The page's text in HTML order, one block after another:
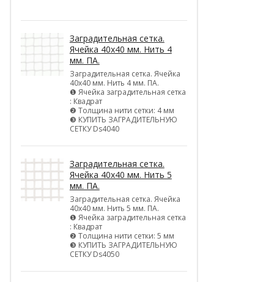
Заградительная сетка.
Ячейка 40х40 мм. Нить 4
мм. ПА.
Заградительная сетка. Ячейка
40х40 мм. Нить 4 мм. ПА.
❶ Ячейка заградительная сетка
: Квадрат
❷ Толщина нити сетки: 4 мм
❸ КУПИТЬ ЗАГРАДИТЕЛЬНУЮ
СЕТКУ Ds4040
Заградительная сетка.
Ячейка 40х40 мм. Нить 5
мм. ПА.
Заградительная сетка. Ячейка
40х40 мм. Нить 5 мм. ПА.
❶ Ячейка заградительная сетка
: Квадрат
❷ Толщина нити сетки: 5 мм
❸ КУПИТЬ ЗАГРАДИТЕЛЬНУЮ
СЕТКУ Ds4050